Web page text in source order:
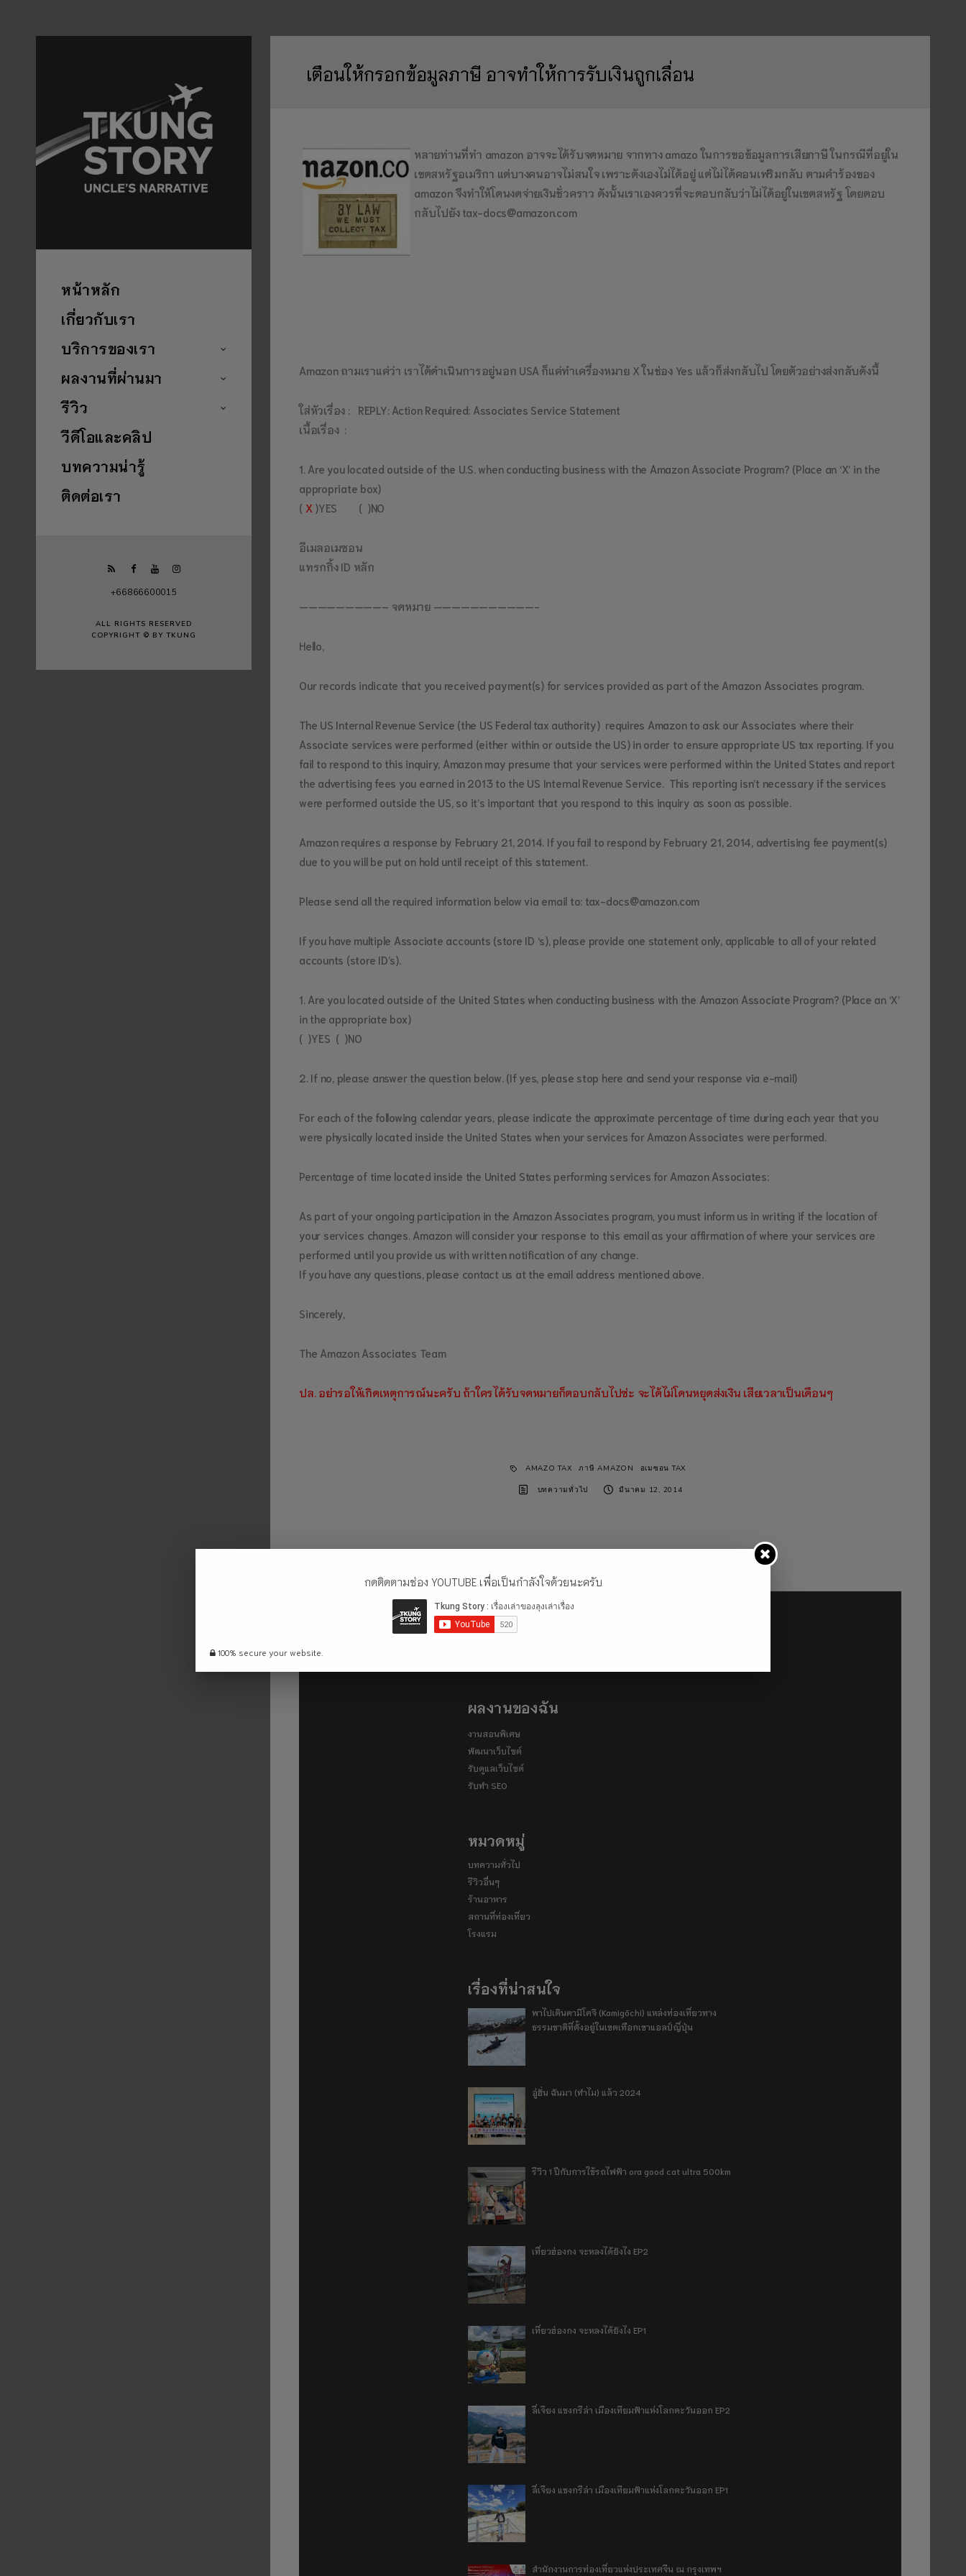
หน้าหลัก
เกี่ยวกับเรา
บริการของเรา
ผลงานที่ผ่านมา
รีวิว
วีดีโอและคลิป
บทความน่ารู้
ติดต่อเรา
+66866600015
ALL RIGHTS RESERVED
COPYRIGHT © BY TKUNG
เตือนให้กรอกข้อมูลภาษี อาจทำให้การรับเงินถูกเลื่อน
หลายท่านที่ทำ amazon อาจจะได้รับจดหมาย จากทาง amazo ในการขอข้อมูลการเสียภาษี ในกรณีที่อยู่ใน
เขตสหรัฐอเมริกา แต่บางคนอาจไม่สนใจ เพราะตังเองไม่ได้อยู่ แต่ไม่ได้คอนเฟริมกลับ ตามคำร้องของ
amazon จึงทำให้โดนงดจ่ายเงินชั่วคราว ดังนั้นเราเองควรที่จะตอบกลับว่าไม่ได้อยู่ในเขตสหรัฐ โดยตอบ
กลับไปยัง tax-docs@amazon.com
Amazon ถามเราแค่ว่า เราได้ดำเนินการอยู่นอก USA ก็แค่ทำเครื่องหมาย X ในช่อง Yes แล้วก็ส่งกลับไป โดยตัวอย่างส่งกลับดังนี้
ใส่หัวเรื่อง : REPLY: Action Required: Associates Service Statement
เนื้อเรื่อง :
1. Are you located outside of the U.S. when conducting business with the Amazon Associate Program? (Place an ‘X’ in the
appropriate box)
( X )YES ( )NO
อีเมลอเมซอน
แทรกกิ้ง ID หลัก
—————————– จดหมาย ———————————-
Hello,
Our records indicate that you received payment(s) for services provided as part of the Amazon Associates program.
The US Internal Revenue Service (the US Federal tax authority) requires Amazon to ask our Associates where their
Associate services were performed (either within or outside the US) in order to ensure appropriate US tax reporting. If you
fail to respond to this inquiry, Amazon may presume that your services were performed within the United States and report
the advertising fees you earned in 2013 to the US Internal Revenue Service. This reporting isn’t necessary if the services
were performed outside the US, so it’s important that you respond to this inquiry as soon as possible.
Amazon requires a response by February 21, 2014. If you fail to respond by February 21, 2014, advertising fee payment(s)
due to you will be put on hold until receipt of this statement.
Please send all the required information below via email to: tax-docs@amazon.com
If you have multiple Associate accounts (store ID ‘s), please provide one statement only, applicable to all of your related
accounts (store ID’s).
1. Are you located outside of the United States when conducting business with the Amazon Associate Program? (Place an ‘X’
in the appropriate box)
( )YES ( )NO
2. If no, please answer the question below. (If yes, please stop here and send your response via e-mail)
For each of the following calendar years, please indicate the approximate percentage of time during each year that you
were physically located inside the United States when your services for Amazon Associates were performed.
Percentage of time located inside the United States performing services for Amazon Associates:
As part of your ongoing participation in the Amazon Associates program, you must inform us in writing if the location of
your services changes. Amazon will consider your response to this email as your affirmation of where your services are
performed until you provide us with written notification of any change.
If you have any questions, please contact us at the email address mentioned above.
Sincerely,
The Amazon Associates Team
ปล. อย่ารอให้เกิดเหตุการณ์นะครับ ถ้าใครได้รับจดหมายก็ตอบกลับไปซ่ะ จะได้ไม่โดนหยุดส่งเงิน เสียเวลาเป็นเดือนๆ
AMAZO TAX ภาษี AMAZON อเมซอน TAX
บทความทั่วไป มีนาคม 12, 2014
ผลงานของฉัน
งานสอนพิเศษ
พัฒนาเว็บไซต์
รับดูแลเว็บไซต์
รับทำ SEO
หมวดหมู่
บทความทั่วไป
รีวิวอื่นๆ
ร้านอาหาร
สถานที่ท่องเที่ยว
โรงแรม
เรื่องที่น่าสนใจ
พาไปเดินคามิโคจิ (Kamigōchi) แหล่งท่องเที่ยวทาง
ธรรมชาติที่ตั้งอยู่ในเขตเทือกเขาแอลป์ญี่ปุ่น
อู่ฮั่น ฉันมา (ทำไม) แล้ว 2024
รีวิว 1 ปีกับการใช้รถไฟฟ้า ora good cat ultra 500km
เที่ยวฮ่องกง จะหลงได้ยังไง EP2
เที่ยวฮ่องกง จะหลงได้ยังไง EP1
ลี่เจียง แชงกรีล่า เมืองเทียมฟ้าแห่งโลกตะวันออก EP2
ลี่เจียง แชงกรีล่า เมืองเทียมฟ้าแห่งโลกตะวันออก EP1
สำนักงานการท่องเที่ยวแห่งประเทศจีน ณ กรุงเทพฯ
กดติดตามช่อง YOUTUBE เพื่อเป็นกำลังใจด้วยนะครับ
100% secure your website.